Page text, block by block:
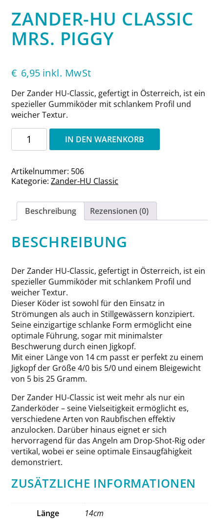
ZANDER-HU CLASSIC
MRS. PIGGY
€ 6,95 inkl. MwSt
Der Zander HU-Classic, gefertigt in Österreich, ist ein
spezieller Gummiköder mit schlankem Profil und
weicher Textur.
Zander-
Classic
Piggy
Menge
IN DEN WARENKORB
Artikelnummer: 506
Kategorie: Zander-HU Classic
Beschreibung Rezensionen (0)
BESCHREIBUNG
Der Zander HU-Classic, gefertigt in Österreich, ist ein
spezieller Gummiköder mit schlankem Profil und
weicher Textur.
Dieser Köder ist sowohl für den Einsatz in
Strömungen als auch in Stillgewässern konzipiert.
Seine einzigartige schlanke Form ermöglicht eine
optimale Führung, sogar mit minimalster
Beschwerung durch einen Jigkopf.
Mit einer Länge von 14 cm passt er perfekt zu einem
Jigkopf der Größe 4/0 bis 5/0 und einem Bleigewicht
von 5 bis 25 Gramm.
Der Zander HU-Classic ist weit mehr als nur ein
Zanderköder – seine Vielseitigkeit ermöglicht es,
verschiedene Arten von Raubfischen effektiv
anzulocken. Darüber hinaus eignet er sich
hervorragend für das Angeln am Drop-Shot-Rig oder
vertikal, wobei er seine optimale Einsaugfähigkeit
demonstriert.
ZUSÄTZLICHE INFORMATIONEN
Länge
14cm